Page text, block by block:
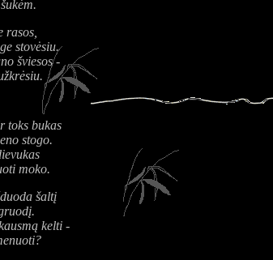
rasos,
stovėsiu.
šviesos -
toks bukas
stogo.
moko.
šaltį
kelti -